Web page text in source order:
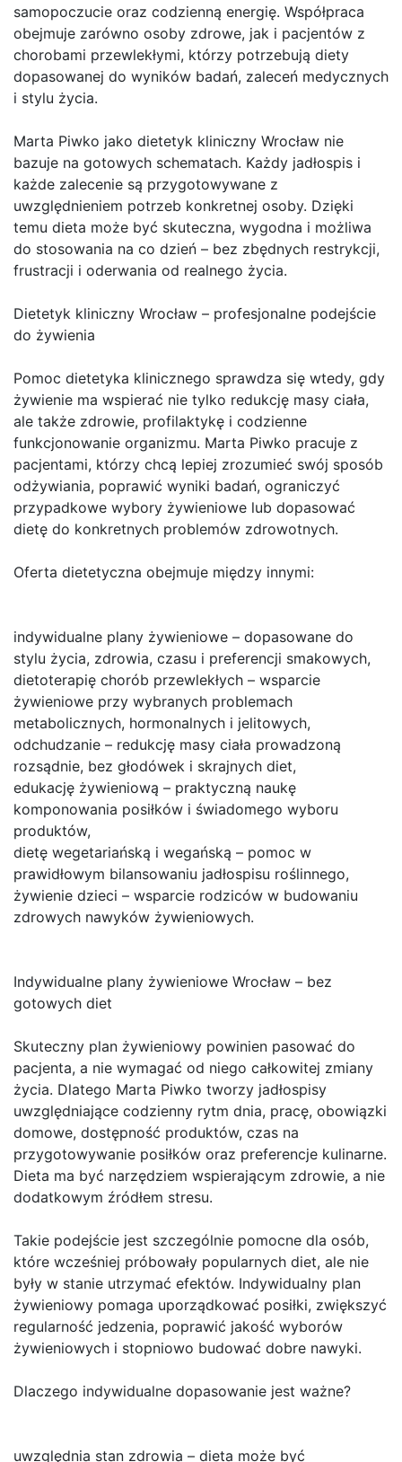
samopoczucie oraz codzienną energię. Współpraca
obejmuje zarówno osoby zdrowe, jak i pacjentów z
chorobami przewlekłymi, którzy potrzebują diety
dopasowanej do wyników badań, zaleceń medycznych
i stylu życia.
Marta Piwko jako dietetyk kliniczny Wrocław nie
bazuje na gotowych schematach. Każdy jadłospis i
każde zalecenie są przygotowywane z
uwzględnieniem potrzeb konkretnej osoby. Dzięki
temu dieta może być skuteczna, wygodna i możliwa
do stosowania na co dzień – bez zbędnych restrykcji,
frustracji i oderwania od realnego życia.
Dietetyk kliniczny Wrocław – profesjonalne podejście
do żywienia
Pomoc dietetyka klinicznego sprawdza się wtedy, gdy
żywienie ma wspierać nie tylko redukcję masy ciała,
ale także zdrowie, profilaktykę i codzienne
funkcjonowanie organizmu. Marta Piwko pracuje z
pacjentami, którzy chcą lepiej zrozumieć swój sposób
odżywiania, poprawić wyniki badań, ograniczyć
przypadkowe wybory żywieniowe lub dopasować
dietę do konkretnych problemów zdrowotnych.
Oferta dietetyczna obejmuje między innymi:
indywidualne plany żywieniowe – dopasowane do
stylu życia, zdrowia, czasu i preferencji smakowych,
dietoterapię chorób przewlekłych – wsparcie
żywieniowe przy wybranych problemach
metabolicznych, hormonalnych i jelitowych,
odchudzanie – redukcję masy ciała prowadzoną
rozsądnie, bez głodówek i skrajnych diet,
edukację żywieniową – praktyczną naukę
komponowania posiłków i świadomego wyboru
produktów,
dietę wegetariańską i wegańską – pomoc w
prawidłowym bilansowaniu jadłospisu roślinnego,
żywienie dzieci – wsparcie rodziców w budowaniu
zdrowych nawyków żywieniowych.
Indywidualne plany żywieniowe Wrocław – bez
gotowych diet
Skuteczny plan żywieniowy powinien pasować do
pacjenta, a nie wymagać od niego całkowitej zmiany
życia. Dlatego Marta Piwko tworzy jadłospisy
uwzględniające codzienny rytm dnia, pracę, obowiązki
domowe, dostępność produktów, czas na
przygotowywanie posiłków oraz preferencje kulinarne.
Dieta ma być narzędziem wspierającym zdrowie, a nie
dodatkowym źródłem stresu.
Takie podejście jest szczególnie pomocne dla osób,
które wcześniej próbowały popularnych diet, ale nie
były w stanie utrzymać efektów. Indywidualny plan
żywieniowy pomaga uporządkować posiłki, zwiększyć
regularność jedzenia, poprawić jakość wyborów
żywieniowych i stopniowo budować dobre nawyki.
Dlaczego indywidualne dopasowanie jest ważne?
uwzględnia stan zdrowia – dieta może być